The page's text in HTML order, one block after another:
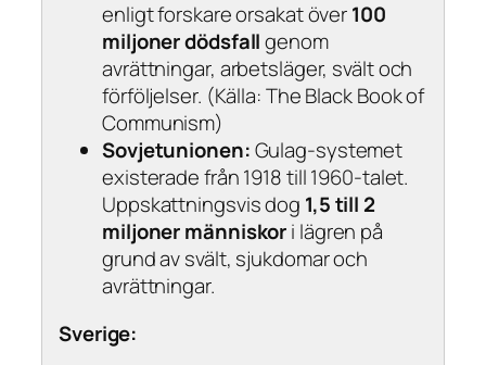
enligt forskare orsakat över100
miljoner dödsfallgenom
avrättningar, arbetsläger, svält och
förföljelser. (Källa:The Black Book of
Communism)
Sovjetunionen:Gulag-systemet
existerade från 1918 till 1960-talet.
Uppskattningsvis dog 1,5 till 2
miljoner människori lägren på
grund av svält, sjukdomar och
avrättningar.
Sverige: